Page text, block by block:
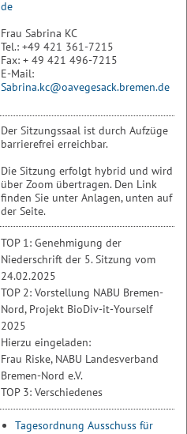
de
Frau Sabrina KC
Tel.: +49 421 361-7215
Fax: + 49 421 496-7215
E-Mail:
Sabrina.kc@oavegesack.bremen.de
Der Sitzungssaal ist durch Aufzüge
barrierefrei erreichbar.
Die Sitzung erfolgt hybrid und wird
über Zoom übertragen. Den Link
finden Sie unter Anlagen, unten auf
der Seite.
TOP 1: Genehmigung der
Niederschrift der 5. Sitzung vom
24.02.2025
TOP 2: Vorstellung NABU Bremen-
Nord, Projekt BioDiv-it-Yourself
2025
Hierzu eingeladen:
Frau Riske, NABU Landesverband
Bremen-Nord e.V.
TOP 3: Verschiedenes
Tagesordnung Ausschuss für